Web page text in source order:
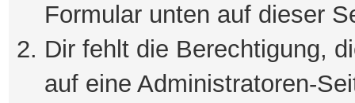
Formular unten auf dieser
Dir fehlt die Berechtigung,
auf eine Administratoren-